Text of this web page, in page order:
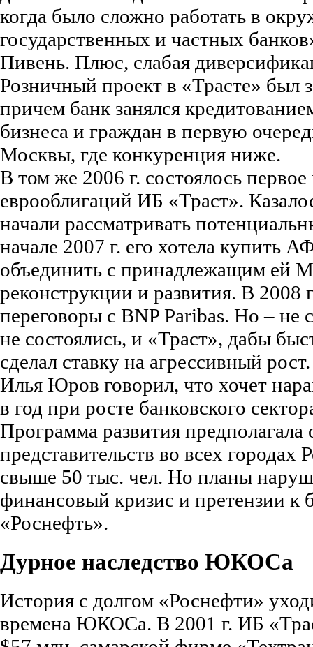
когда было сложно работать в
государственных и частных
Пивень. Плюс, слабая
Розничный проект в «Трасте» был
причем банк занялся
бизнеса и граждан в первую
Москвы, где конкуренция ниже.
В том же 2006 г. состоялось
еврооблигаций ИБ «Траст».
начали рассматривать
начале 2007 г. его хотела купить
объединить с принадлежащим ей
реконструкции и развития. В 2008
переговоры с BNP Paribas. Но – не
не состоялись, и «Траст», дабы
сделал ставку на агрессивный рост.
Илья Юров говорил, что хочет
в год при росте банковского
Программа развития предполагала
представительств во всех городах
свыше 50 тыс. чел. Но планы
финансовый кризис и претензии к
«Роснефть».
Дурное наследство ЮКОСа
История с долгом «Роснефти»
времена ЮКОСа. В 2001 г. ИБ